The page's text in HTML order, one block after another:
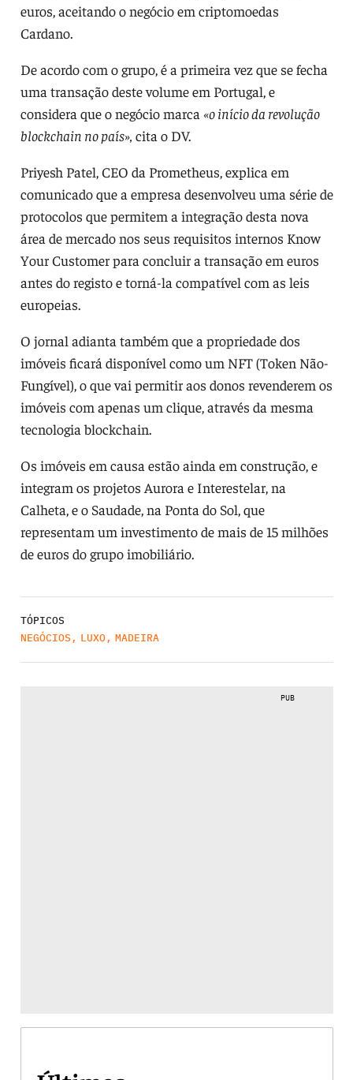
euros, aceitando o negócio em criptomoedas
Cardano.
De acordo com o grupo, é a primeira vez que se fecha
uma transação deste volume em Portugal, e
considera que o negócio marca «o início da revolução
blockchain no país», cita o DV.
Priyesh Patel, CEO da Prometheus, explica em
comunicado que a empresa desenvolveu uma série de
protocolos que permitem a integração desta nova
área de mercado nos seus requisitos internos Know
Your Customer para concluir a transação em euros
antes do registo e torná-la compatível com as leis
europeias.
O jornal adianta também que a propriedade dos
imóveis ficará disponível como um NFT (Token Não-
Fungível), o que vai permitir aos donos revenderem os
imóveis com apenas um clique, através da mesma
tecnologia blockchain.
Os imóveis em causa estão ainda em construção, e
integram os projetos Aurora e Interestelar, na
Calheta, e o Saudade, na Ponta do Sol, que
representam um investimento de mais de 15 milhões
de euros do grupo imobiliário.
TÓPICOS
NEGÓCIOS , LUXO, MADEIRA
PUB